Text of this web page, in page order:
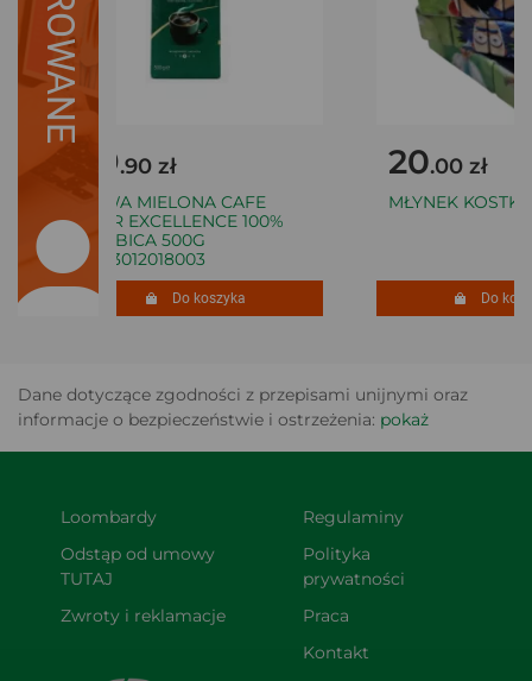
.90 zł
KAWA MIELONA CAFE
D'OR EXCELLENCE 100%
ARABICA 500G
8003012018003
Do koszyka
20.00 zł
MŁYNEK KOSTKA
Do
Dane dotyczące zgodności z przepisami unijnymi oraz
informacje o bezpieczeństwie i ostrzeżenia: pokaż
Loombardy
Odstąp od umowy
TUTAJ
Zwroty i reklamacje
Regulaminy
Polityka
prywatności
Praca
Kontakt